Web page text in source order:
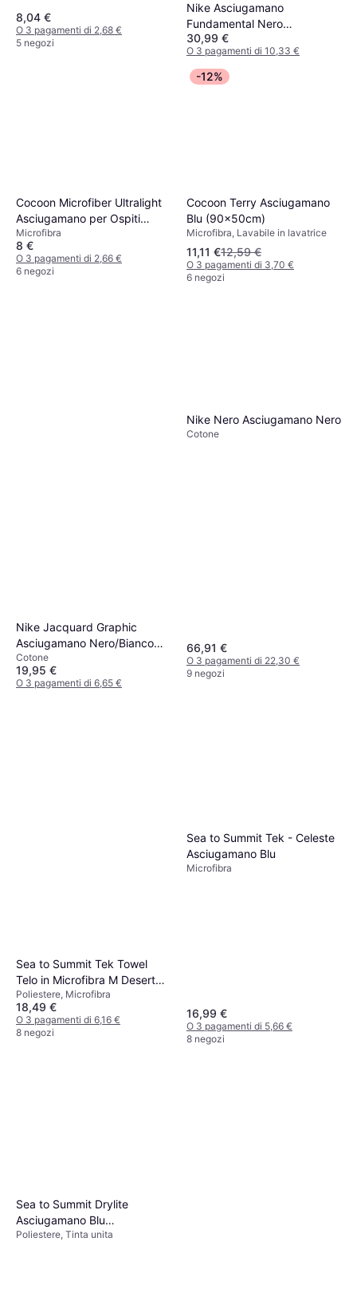
8,04 €
O 3 pagamenti di 2,68 €
5 negozi
Nike Asciugamano
Fundamental Nero
Asciugamano Nero
30,99 €
O 3 pagamenti di 10,33 €
Cocoon Microfiber Ultralight
Asciugamano per Ospiti
Rosso (60x30cm)
Microfibra
8 €
O 3 pagamenti di 2,66 €
6 negozi
-12%
Cocoon Terry Asciugamano
Blu (90x50cm)
Microfibra, Lavabile in lavatrice
11,11 €12,59 €
O 3 pagamenti di 3,70 €
6 negozi
Nike Jacquard Graphic
Asciugamano Nero/Bianco
Asciugamano Nero
Cotone
19,95 €
O 3 pagamenti di 6,65 €
Nike Nero Asciugamano Nero
Cotone
66,91 €
O 3 pagamenti di 22,30 €
9 negozi
Sea to Summit Tek Towel
Telo in Microfibra M Desert
Asciugamano Beige
Poliestere, Microfibra
18,49 €
O 3 pagamenti di 6,16 €
8 negozi
Sea to Summit Tek - Celeste
Asciugamano Blu
Microfibra
16,99 €
O 3 pagamenti di 5,66 €
8 negozi
Sea to Summit Drylite
Asciugamano Blu
(150x75cm)
Poliestere, Tinta unita